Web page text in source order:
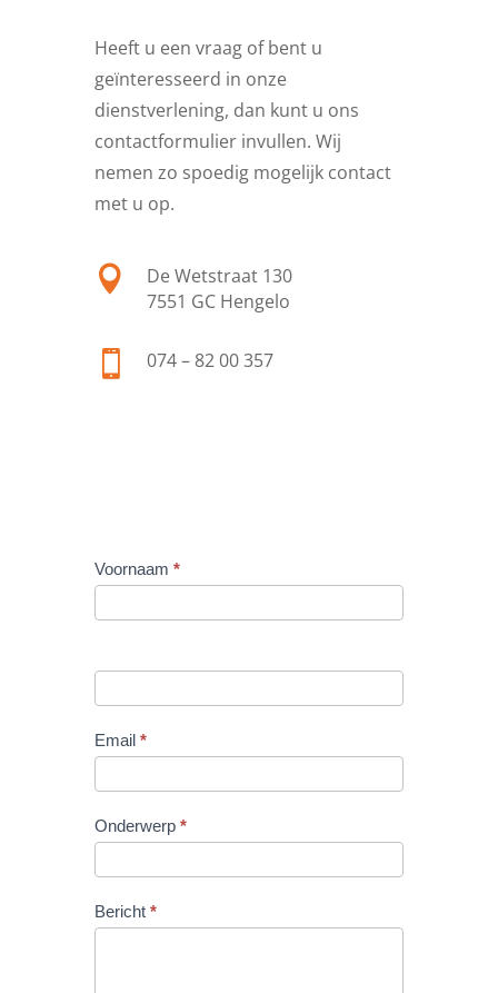
Heeft u een vraag of bent u
geïnteresseerd in onze
dienstverlening, dan kunt u ons
contactformulier invullen. Wij
nemen zo spoedig mogelijk contact
met u op.

De Wetstraat 130
7551 GC Hengelo
 074 – 82 00 357
Contact
Voornaam *
Email *
Onderwerp *
Bericht *